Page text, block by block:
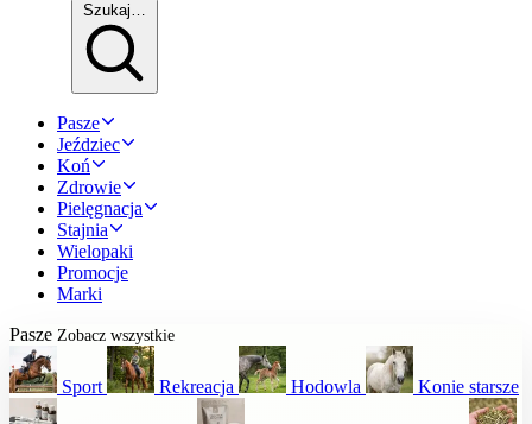
Szukaj…
Pasze
Jeździec
Koń
Zdrowie
Pielęgnacja
Stajnia
Wielopaki
Promocje
Marki
Pasze Zobacz wszystkie
Sport Rekreacja Hodowla Konie starsze